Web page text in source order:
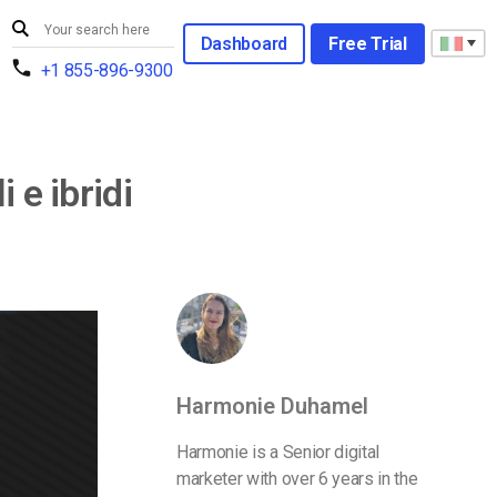
+1 855-896-9300
Dashboard Free Trial
e ibridi
Harmonie Duhamel
Harmonie is a Senior digital
marketer with over 6 years in the